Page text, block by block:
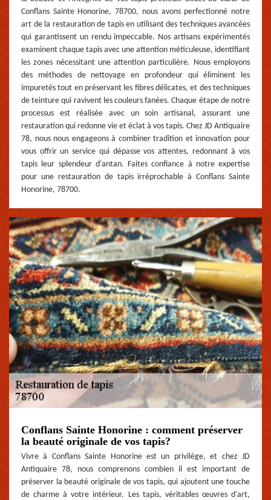
Conflans Sainte Honorine, 78700, nous avons perfectionné notre
art de la restauration de tapis en utilisant des techniques avancées
qui garantissent un rendu impeccable. Nos artisans expérimentés
examinent chaque tapis avec une attention méticuleuse, identifiant
les zones nécessitant une attention particulière. Nous employons
des méthodes de nettoyage en profondeur qui éliminent les
impuretés tout en préservant les fibres délicates, et des techniques
de teinture qui ravivent les couleurs fanées. Chaque étape de notre
processus est réalisée avec un soin artisanal, assurant une
restauration qui redonne vie et éclat à vos tapis. Chez JD Antiquaire
78, nous nous engageons à combiner tradition et innovation pour
vous offrir un service qui dépasse vos attentes, redonnant à vos
tapis leur splendeur d'antan. Faites confiance à notre expertise
pour une restauration de tapis irréprochable à Conflans Sainte
Honorine, 78700.
Conflans Sainte Honorine : comment préserver
la beauté originale de vos tapis?
Vivre à Conflans Sainte Honorine est un privilège, et chez JD
Antiquaire 78, nous comprenons combien il est important de
préserver la beauté originale de vos tapis, qui ajoutent une touche
de charme à votre intérieur. Les tapis, véritables œuvres d'art,